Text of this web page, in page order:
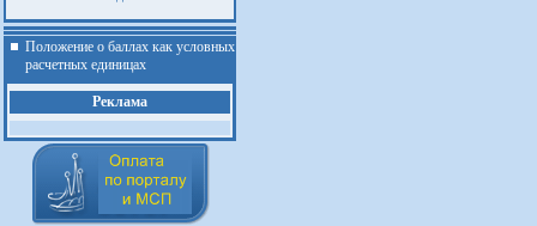
Положение о баллах как условных
расчетных единицах
Реклама